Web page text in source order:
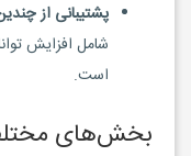
پشتیبانی از
شامل افزایش
است.
بخش‌های